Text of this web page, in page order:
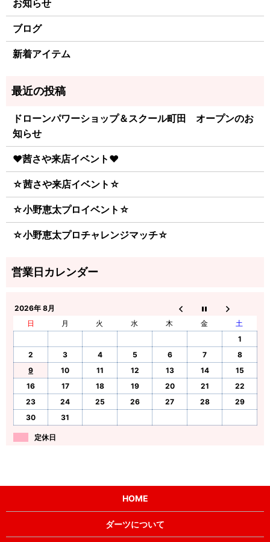
お知らせ
ブログ
新着アイテム
ドローンパワーショップ＆スクール町田 オープンのお
知らせ
♥茜さや来店イベント♥
☆茜さや来店イベント☆
☆小野恵太プロイベント☆
☆小野恵太プロチャレンジマッチ☆
2026年 8月
日
月 火 水 木 金
土
1
2
3 4 5 6 7
8
9
10 11 12 13 14
15
16
17 18 19 20 21
22
23
24 25 26 27 28
29
30
31
定休日
HOME
ダーツについて